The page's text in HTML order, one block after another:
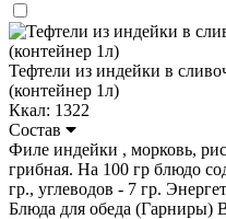
Тефтели из индейки в
(контейнер 1л)
Ккал: 1322
Состав
Филе индейки , морковь,
грибная. На 100 гр блюдо
гр., углеводов - 7 гр.
Блюда для обеда (Гарниры)